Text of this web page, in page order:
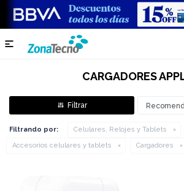

CARGADORES
Filtrando por:
Celulares, Relojes y Tablets
Accesorios celulares y tablets
Cargadores